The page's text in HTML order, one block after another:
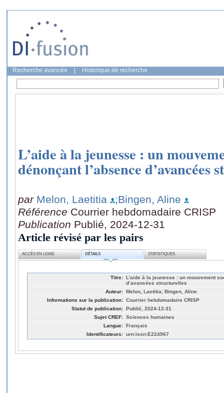
Recherche avancée Historique de recherche
L’aide à la jeunesse : un
dénonçant l’absence d’avancées
par Melon, Laetitia
;Bingen, Aline
Référence Courrier hebdomadaire CRISP
Publication Publié, 2024-12-31
Article révisé par les pairs
ACCÈS EN LIGNE DÉTAILS STATISTIQUES
Titre: L’aide à la jeunesse : un mouvement
d’avancées structurelles
Auteur: Melon, Laetitia; Bingen, Aline
Informations sur la publication: Courrier hebdomadaire CRISP
Statut de publication: Publié, 2024-12-31
Sujet CREF: Sciences humaines
Langue: Français
Identificateurs: urn:issn:E224967